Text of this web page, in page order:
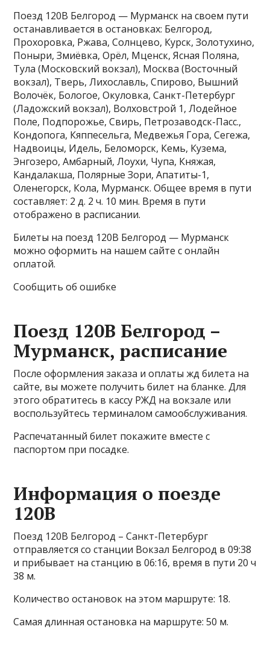
Поезд 120В Белгород — Мурманск на своем пути
останавливается в остановках: Белгород,
Прохоровка, Ржава, Солнцево, Курск, Золотухино,
Поныри, Змиёвка, Орёл, Мценск, Ясная Поляна,
Тула (Московский вокзал), Москва (Восточный
вокзал), Тверь, Лихославль, Спирово, Вышний
Волочёк, Бологое, Окуловка, Санкт-Петербург
(Ладожский вокзал), Волховстрой 1, Лодейное
Поле, Подпорожье, Свирь, Петрозаводск-Пасс.,
Кондопога, Кяппесельга, Медвежья Гора, Сегежа,
Надвоицы, Идель, Беломорск, Кемь, Кузема,
Энгозеро, Амбарный, Лоухи, Чупа, Княжая,
Кандалакша, Полярные Зори, Апатиты-1,
Оленегорск, Кола, Мурманск. Общее время в пути
составляет: 2 д. 2 ч. 10 мин. Время в пути
отображено в расписании.
Билеты на поезд 120В Белгород — Мурманск
можно оформить на нашем сайте с онлайн
оплатой.
Сообщить об ошибке
Поезд 120В Белгород –
Мурманск, расписание
После оформления заказа и оплаты жд билета на
сайте, вы можете получить билет на бланке. Для
этого обратитесь в кассу РЖД на вокзале или
воспользуйтесь терминалом самообслуживания.
Распечатанный билет покажите вместе с
паспортом при посадке.
Информация о поезде
120В
Поезд 120В Белгород – Санкт-Петербург
отправляется со станции Вокзал Белгород в 09:38
и прибывает на станцию в 06:16, время в пути 20 ч
38 м.
Количество остановок на этом маршруте: 18.
Самая длинная остановка на маршруте: 50 м.